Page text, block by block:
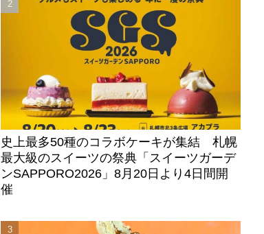
史上最多50種のコラボケーキが集結 札幌
最大級のスイーツの祭典「スイーツガーデ
ンSAPPORO2026」8月20日より4日間開
催